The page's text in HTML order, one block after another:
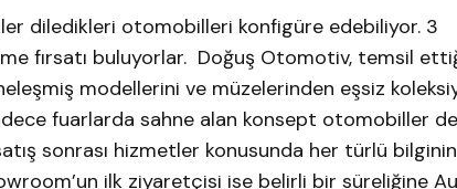
diledikleri otomobilleri konfigüre edebiliyor. 3
fırsatı buluyorlar. Doğuş Otomotiv, temsil
modellerini ve müzelerinden eşsiz
fuarlarda sahne alan konsept otomobiller de
sonrası hizmetler konusunda her türlü bilginin
ilk ziyaretçisi ise belirli bir süreliğine